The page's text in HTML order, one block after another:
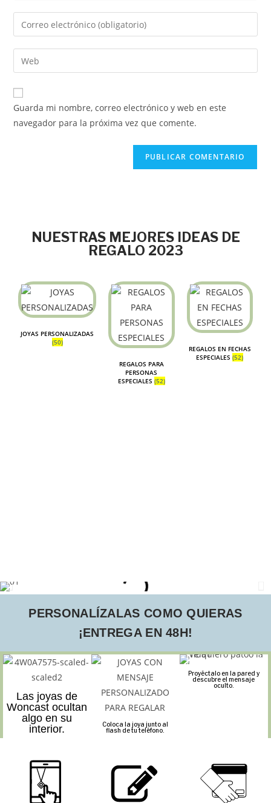
Guarda mi nombre, correo electrónico y web en este
navegador para la próxima vez que comente.
NUESTRAS MEJORES IDEAS DE
REGALO 2023
JOYAS PERSONALIZADAS
(50)
REGALOS PARA
PERSONAS
ESPECIALES (52)
REGALOS EN FECHAS
ESPECIALES(52)
PERSONALÍZALAS COMO QUIERAS
¡ENTREGA EN 48H!
Las joyas de
Woncast ocultan
algo en su
interior.
Coloca la joya junto al
flash de tu teléfono.
Proyéctalo en la pared y
descubre el mensaje
oculto.